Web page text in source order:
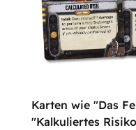
Karten wie "Das
"Kalkuliertes